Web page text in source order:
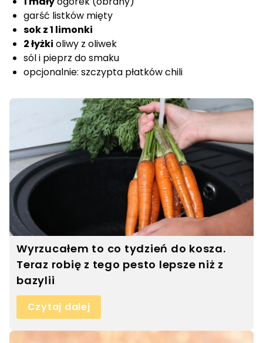
garść listków mięty
sok z 1 limonki
2 łyżki oliwy z oliwek
sól i pieprz do smaku
opcjonalnie: szczypta płatków chili
Wyrzucałem to co tydzień do kosza.
Teraz robię z tego pesto lepsze niż z
bazylii
Czytaj dalej